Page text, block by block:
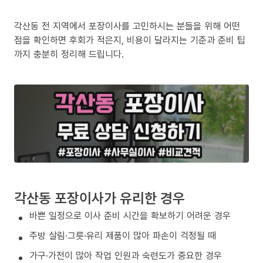
각산동 전 지역에서 포장이사를 고민하시는 분들을 위해 어떤
점을 확인하면 후회가 적은지, 비용이 달라지는 기준과 준비 팁
까지 충분히 정리해 드립니다.
각산동 포장이사가 유리한 경우
바쁜 일정으로 이사 준비 시간을 확보하기 어려운 경우
주방 살림·그릇·유리 제품이 많아 파손이 걱정될 때
가구·가전이 많아 작업 인원과 숙련도가 중요한 경우